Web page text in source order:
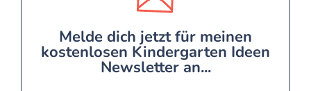
Melde dich jetzt für meinen
kostenlosen Kindergarten Ideen
Newsletter an...